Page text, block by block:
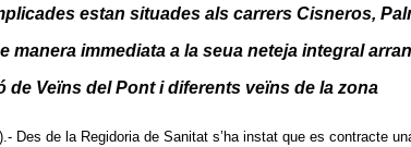
estan situades als carrers Cisneros,
manera immediata a la seua neteja integral
de Veïns del Pont i diferents veïns de la zona
Des de la Regidoria de Sanitat s’ha instat que es contracte